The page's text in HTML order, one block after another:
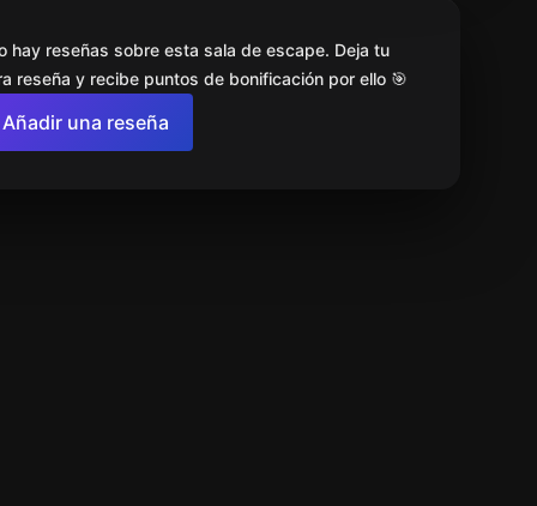
hay reseñas sobre esta sala de escape. Deja tu
reseña y recibe puntos de bonificación por ello 🎯
Añadir una reseña